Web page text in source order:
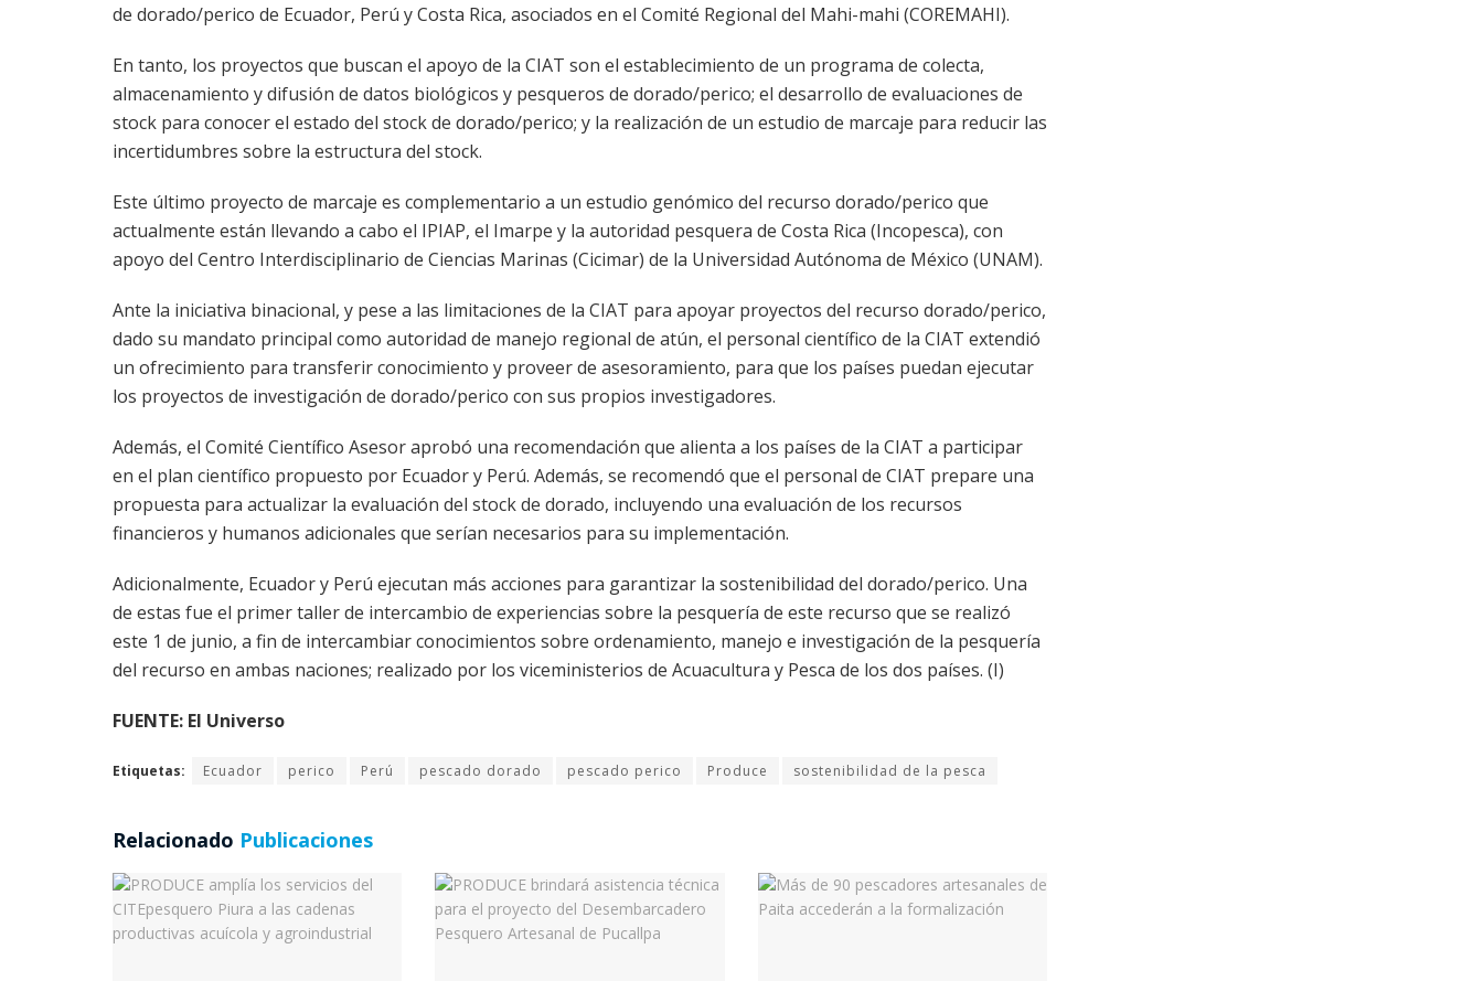
de dorado/perico de Ecuador, Perú y Costa Rica, asociados en el Comité Regional del Mahi-mahi (COREMAHI).
En tanto, los proyectos que buscan el apoyo de la CIAT son el establecimiento de un programa de colecta,
almacenamiento y difusión de datos biológicos y pesqueros de dorado/perico; el desarrollo de evaluaciones de
stock para conocer el estado del stock de dorado/perico; y la realización de un estudio de marcaje para reducir las
incertidumbres sobre la estructura del stock.
Este último proyecto de marcaje es complementario a un estudio genómico del recurso dorado/perico que
actualmente están llevando a cabo el IPIAP, el Imarpe y la autoridad pesquera de Costa Rica (Incopesca), con
apoyo del Centro Interdisciplinario de Ciencias Marinas (Cicimar) de la Universidad Autónoma de México (UNAM).
Ante la iniciativa binacional, y pese a las limitaciones de la CIAT para apoyar proyectos del recurso dorado/perico,
dado su mandato principal como autoridad de manejo regional de atún, el personal científico de la CIAT extendió
un ofrecimiento para transferir conocimiento y proveer de asesoramiento, para que los países puedan ejecutar
los proyectos de investigación de dorado/perico con sus propios investigadores.
Además, el Comité Científico Asesor aprobó una recomendación que alienta a los países de la CIAT a participar
en el plan científico propuesto por Ecuador y Perú. Además, se recomendó que el personal de CIAT prepare una
propuesta para actualizar la evaluación del stock de dorado, incluyendo una evaluación de los recursos
financieros y humanos adicionales que serían necesarios para su implementación.
Adicionalmente, Ecuador y Perú ejecutan más acciones para garantizar la sostenibilidad del dorado/perico. Una
de estas fue el primer taller de intercambio de experiencias sobre la pesquería de este recurso que se realizó
este 1 de junio, a fin de intercambiar conocimientos sobre ordenamiento, manejo e investigación de la pesquería
del recurso en ambas naciones; realizado por los viceministerios de Acuacultura y Pesca de los dos países. (I)
FUENTE: El Universo
Etiquetas: Ecuador perico Perú pescado dorado pescado perico Produce sostenibilidad de la pesca
Relacionado Publicaciones